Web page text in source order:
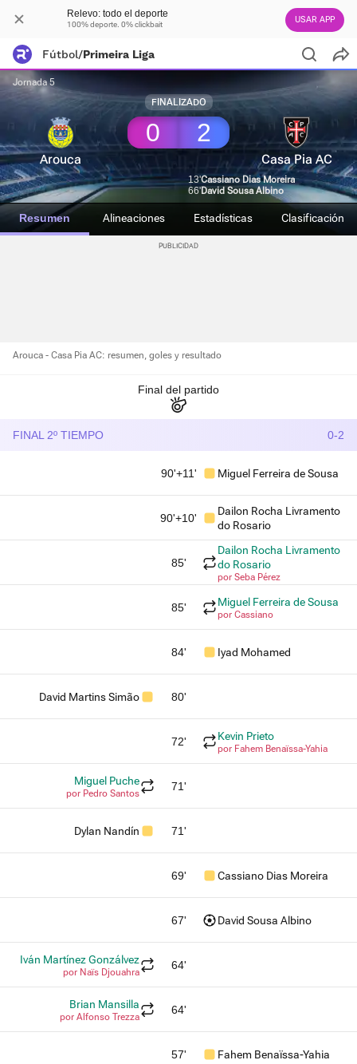
Relevo: todo el deporte
100% deporte. 0% clickbait USAR APP
Fútbol/Primeira Liga
Jornada 5
FINALIZADO
Arouca
0 2
Casa Pia AC
13'Cassiano Dias Moreira
66'David Sousa Albino
Resumen Alineaciones Estadísticas Clasificación
Arouca - Casa Pia AC: resumen, goles y resultado
Final del partido
FINAL 2º TIEMPO 0-2
90'+11' Miguel Ferreira de Sousa
90'+10'
Dailon Rocha Livramento
do Rosario
85'
Dailon Rocha Livramento
do Rosario
por Seba Pérez
85' Miguel Ferreira de Sousa
por Cassiano
84' Iyad Mohamed
David Martins Simão 80'
72' Kevin Prieto
por Fahem Benaïssa-Yahia
Miguel Puche
por Pedro Santos
71'
Dylan Nandín 71'
69' Cassiano Dias Moreira
67' David Sousa Albino
Iván Martínez Gonzálvez
por Naïs Djouahra
64'
Brian Mansilla
por Alfonso Trezza
64'
57' Fahem Benaïssa-Yahia